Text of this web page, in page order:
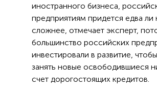
иностранного бизнеса,
предприятиям придется едва ли
сложнее, отмечает эксперт,
большинство российских
инвестировали в развитие,
занять новые освободившиеся
счет дорогостоящих кредитов.